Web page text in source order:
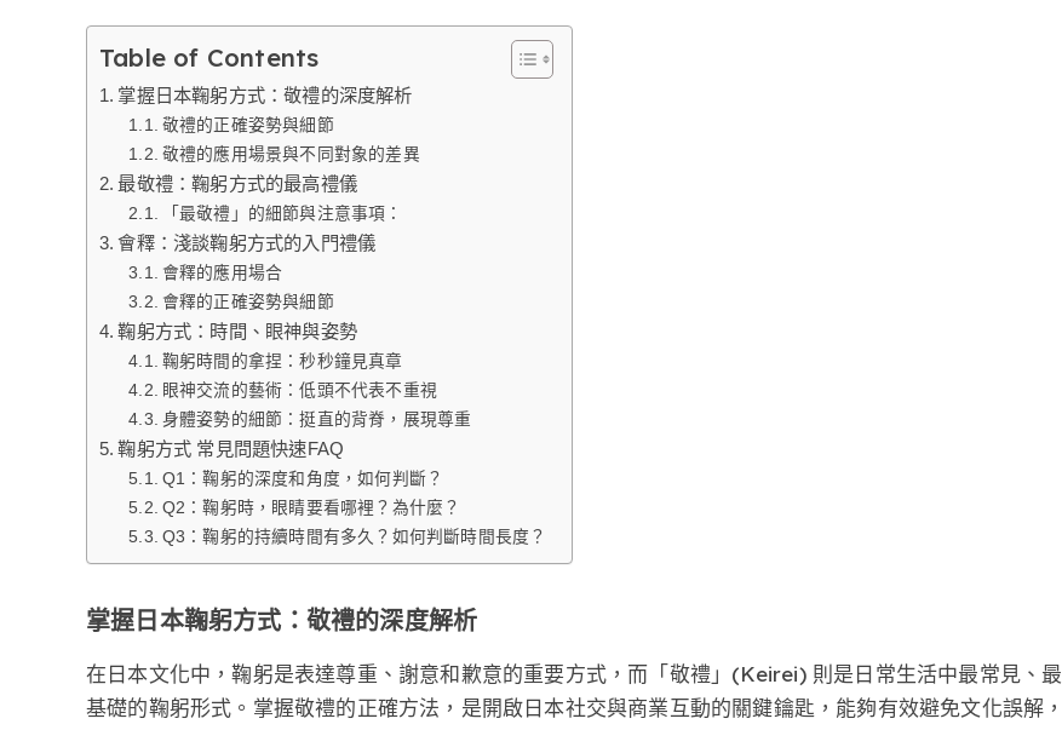
Table of Contents
掌握日本鞠躬方式：敬禮的深度解析
敬禮的正確姿勢與細節
敬禮的應用場景與不同對象的差異
最敬禮：鞠躬方式的最高禮儀
「最敬禮」的細節與注意事項：
會釋：淺談鞠躬方式的入門禮儀
會釋的應用場合
會釋的正確姿勢與細節
鞠躬方式：時間、眼神與姿勢
鞠躬時間的拿捏：秒秒鐘見真章
眼神交流的藝術：低頭不代表不重視
身體姿勢的細節：挺直的背脊，展現尊重
鞠躬方式 常見問題快速FAQ
Q1：鞠躬的深度和角度，如何判斷？
Q2：鞠躬時，眼睛要看哪裡？為什麼？
Q3：鞠躬的持續時間有多久？如何判斷時間長度？
掌握日本鞠躬方式：敬禮的深度解析
在日本文化中，鞠躬是表達尊重、謝意和歉意的重要方式，而「敬禮」(Keirei) 則是日常生活中最常見、最
基礎的鞠躬形式。掌握敬禮的正確方法，是開啟日本社交與商業互動的關鍵鑰匙，能夠有效避免文化誤解，